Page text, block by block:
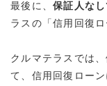
最後に、保証人な
ラスの「信用回復ロ
クルマテラスでは
て、信用回復ロー